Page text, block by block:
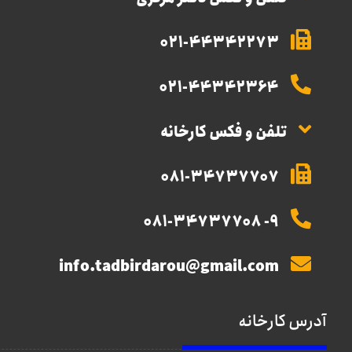
021-44342273
021-44342364
تلفن و فکس کارخانه
081-34737707
9- 081-34737708
info.tadbirdarou@gmail.com
آدرس کارخانه